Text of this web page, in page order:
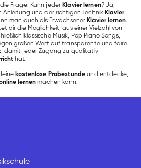
Frage: Kann jeder Klavier lernen? Ja,
Anleitung und der richtigen Technik Klavier
man auch als Erwachsener Klavier lernen.
dir die Möglichkeit, aus einer Vielzahl von
klassische Musik, Pop Piano Songs,
großen Wert auf transparente und faire
, damit jeder Zugang zu qualitativ
hat.
kostenlose Probestunde und entdecke,
lernen machen kann.